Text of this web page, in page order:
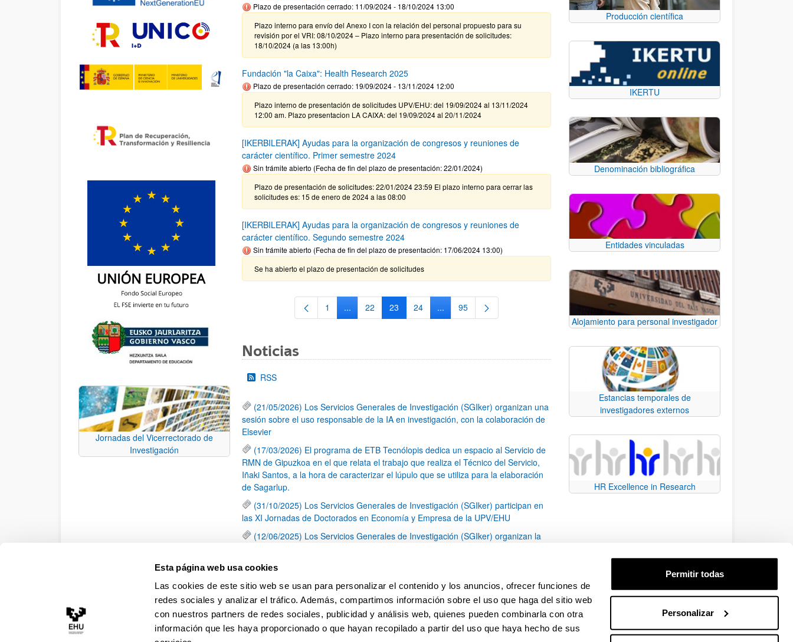
Esta página web usa cookies
Las cookies de este sitio web se usan para personalizar el contenido y los anuncios, ofrecer funciones de
redes sociales y analizar el tráfico. Además, compartimos información sobre el uso que haga del sitio web
con nuestros partners de redes sociales, publicidad y análisis web, quienes pueden combinarla con otra
información que les haya proporcionado o que hayan recopilado a partir del uso que haya hecho de sus
Permitir todas
Personalizar
Jornadas del Vicerrectorado de
Investigación
Plazo de presentación cerrado: 11/09/2024 - 18/10/2024 13:00
Plazo interno para envío del Anexo I con la relación del personal propuesto para su
revisión por el VRI: 08/10/2024 – Plazo interno para presentación de solicitudes:
18/10/2024 (a las 13:00h)
Fundación "la Caixa": Health Research 2025
Plazo de presentación cerrado: 19/09/2024 - 13/11/2024 12:00
Plazo interno de presentación de solicitudes UPV/EHU: del 19/09/2024 al 13/11/2024
12:00 am. Plazo presentacion LA CAIXA: del 19/09/2024 al 20/11/2024
[IKERBILERAK] Ayudas para la organización de congresos y reuniones de
carácter científico. Primer semestre 2024
Sin trámite abierto (Fecha de fin del plazo de presentación: 22/01/2024)
Plazo de presentación de solicitudes: 22/01/2024 23:59 El plazo interno para cerrar las
solicitudes es: 15 de enero de 2024 a las 08:00
[IKERBILERAK] Ayudas para la organización de congresos y reuniones de
carácter científico. Segundo semestre 2024
Sin trámite abierto (Fecha de fin del plazo de presentación: 17/06/2024 13:00)
Se ha abierto el plazo de presentación de solicitudes
Página
1 ...Páginas intermedias Use TAB para desplazarse.
Página
22 Página
23 Página
24 ...Páginas intermedias Use TAB para desplazarse.
Página
95
Noticias
RSS
(21/05/2026) Los Servicios Generales de Investigación (SGIker) organizan una
sesión sobre el uso responsable de la IA en investigación, con la colaboración de
Elsevier
(17/03/2026) El programa de ETB Tecnólopis dedica un espacio al Servicio de
RMN de Gipuzkoa en el que relata el trabajo que realiza el Técnico del Servicio,
Iñaki Santos, a la hora de caracterizar el lúpulo que se utiliza para la elaboración
de Sagarlup.
(31/10/2025) Los Servicios Generales de Investigación (SGIker) participan en
las XI Jornadas de Doctorados en Economía y Empresa de la UPV/EHU
(12/06/2025) Los Servicios Generales de Investigación (SGIker) organizan la
una caracterización química de dos variedades de lúpulo silvestre
Página
1 Página
2 Página
3 ...
Páginas intermedias Use TAB para desplazarse.
Página
79
Producción científica
IKERTU
Denominación bibliográfica
Entidades vinculadas
Alojamiento para personal investigador
Estancias temporales de
investigadores externos
HR Excellence in Research